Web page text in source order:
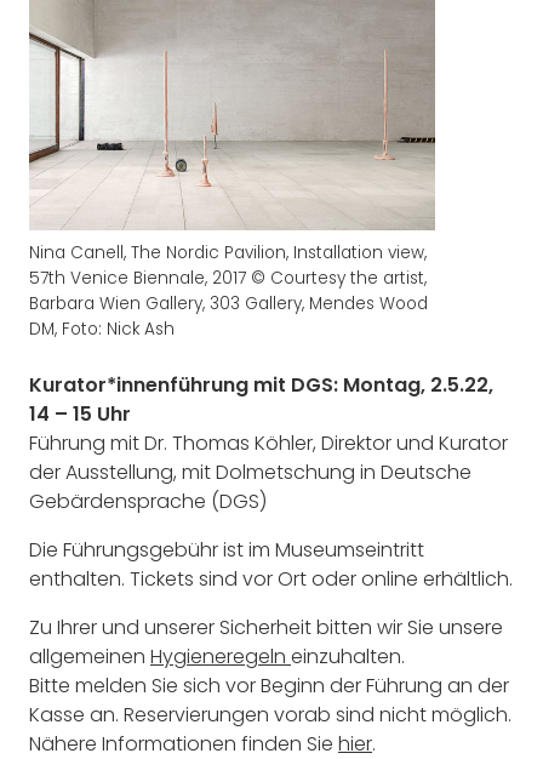
Nina Canell, The Nordic Pavilion, Installation view,
57th Venice Biennale, 2017 © Courtesy the artist,
Barbara Wien Gallery, 303 Gallery, Mendes Wood
DM, Foto: Nick Ash
Kurator*innenführung mit DGS: Montag, 2.5.22,
14 – 15 Uhr
Führung mit Dr. Thomas Köhler, Direktor und Kurator
der Ausstellung, mit Dolmetschung in Deutsche
Gebärdensprache (DGS)
Die Führungsgebühr ist im Museumseintritt
enthalten. Tickets sind vor Ort oder online erhältlich.
Zu Ihrer und unserer Sicherheit bitten wir Sie unsere
allgemeinen Hygieneregeln einzuhalten.
Bitte melden Sie sich vor Beginn der Führung an der
Kasse an. Reservierungen vorab sind nicht möglich.
Nähere Informationen finden Sie hier.